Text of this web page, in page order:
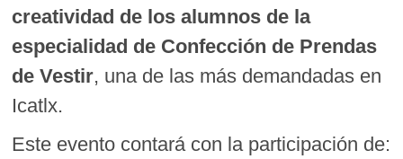
creatividad de los alumnos de la
especialidad de Confección de Prendas
de Vestir, una de las más demandadas en
Icatlx.
Este evento contará con la participación de: